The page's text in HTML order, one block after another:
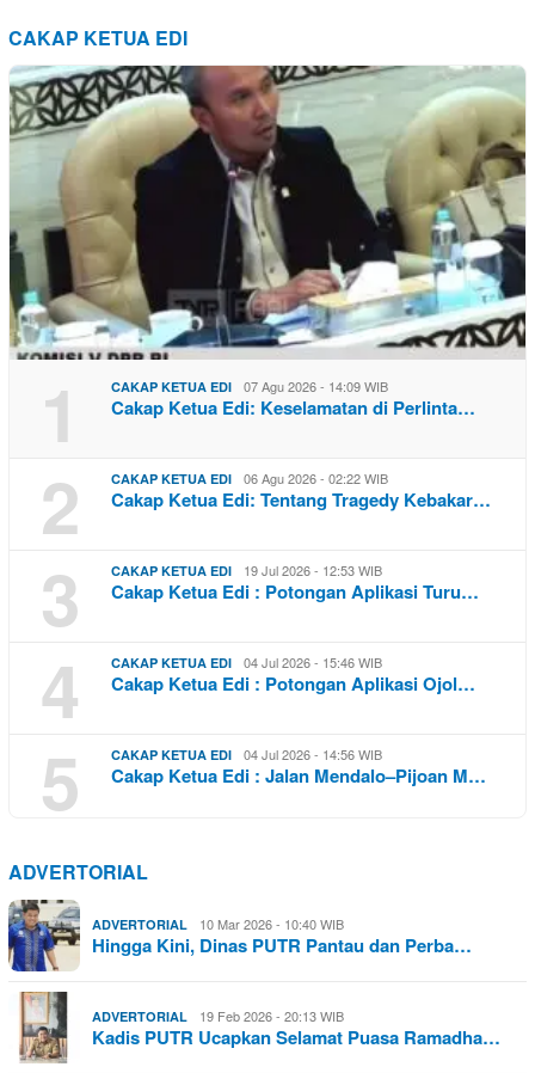
CAKAP KETUA EDI
1 CAKAP KETUA EDI 07 Agu 2026 - 14:09 WIB
Cakap Ketua Edi: Keselamatan di Perlinta…
2 CAKAP KETUA EDI 06 Agu 2026 - 02:22 WIB
Cakap Ketua Edi: Tentang Tragedy Kebakar…
3 CAKAP KETUA EDI 19 Jul 2026 - 12:53 WIB
Cakap Ketua Edi : Potongan Aplikasi Turu…
4 CAKAP KETUA EDI 04 Jul 2026 - 15:46 WIB
Cakap Ketua Edi : Potongan Aplikasi Ojol…
5 CAKAP KETUA EDI 04 Jul 2026 - 14:56 WIB
Cakap Ketua Edi : Jalan Mendalo–Pijoan M…
ADVERTORIAL
ADVERTORIAL 10 Mar 2026 - 10:40 WIB
Hingga Kini, Dinas PUTR Pantau dan Perba…
ADVERTORIAL 19 Feb 2026 - 20:13 WIB
Kadis PUTR Ucapkan Selamat Puasa Ramadha…